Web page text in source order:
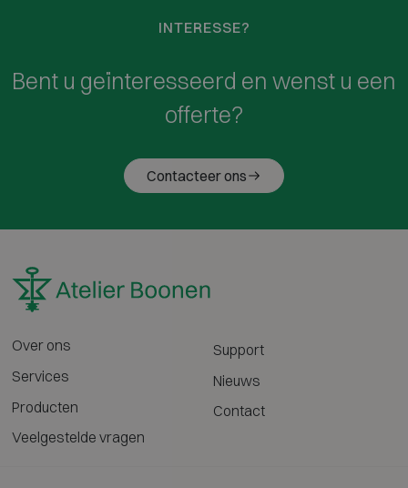
INTERESSE?
Bent u geïnteresseerd en wenst u een
offerte?
Contacteer ons
Over ons
Services
Producten
Veelgestelde vragen
Support
Nieuws
Contact